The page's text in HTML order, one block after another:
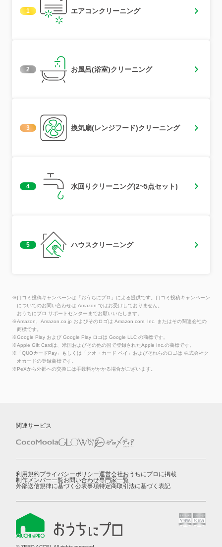
1 エアコンクリーニング
2 お風呂(浴室)クリーニング
3 換気扇(レンジフード)クリーニング
4 水回りクリーニング(2~5点セット)
5 ハウスクリーニング
※口コミ投稿キャンペーンは「おうちにプロ」による提供です。口コミ投稿キャンペーン
についてのお問い合わせは Amazon ではお受けしておりません。
おうちにプロ サポートセンターまでお願いいたします。
※Amazon、Amazon.co.jp およびそのロゴは Amazon.com, Inc. またはその関連会社の
商標です。
※Google Play および Google Play ロゴは Google LLC の商標です。
※Apple Gift Cardは、米国およびその他の国で登録されたApple Inc.の商標です。
※「QUOカードPay」もしくは「クオ・カード ペイ」およびそれらのロゴは 株式会社ク
オカードの登録商標です。
※PeXから外部への交換には手数料がかかる場合がございます。
関連サービス
利用規約プライバシーポリシー運営会社おうちにプロに掲載
制作メンバー一覧お問い合わせ専門家一覧
外部送信規律に基づく公表事項特定商取引法に基づく表記